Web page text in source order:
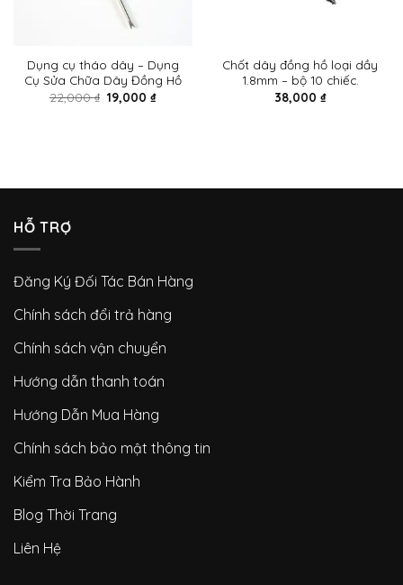
Dụng cụ tháo dây – Dụng
Cụ Sửa Chữa Dây Đồng Hồ
22,000₫ 19,000₫
Chốt dây đồng hồ loại dầy
1.8mm – bộ 10 chiếc.
38,000 ₫
HỖ TRỢ
Đăng Ký Đối Tác Bán Hàng
Chính sách đổi trả hàng
Chính sách vận chuyển
Hướng dẫn thanh toán
Hướng Dẫn Mua Hàng
Chính sách bảo mật thông tin
Kiểm Tra Bảo Hành
Blog Thời Trang
Liên Hệ